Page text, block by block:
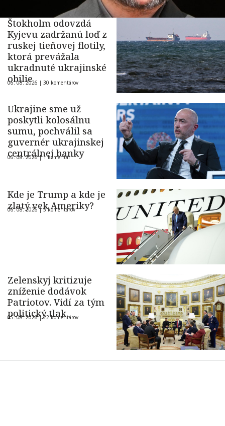
Štokholm odovzdá
Kyjevu zadržanú loď z
ruskej tieňovej flotily,
ktorá prevážala
ukradnuté ukrajinské
obilie
06. 08. 2026 | 30 komentárov
Ukrajine sme už
poskytli kolosálnu
sumu, pochválil sa
guvernér ukrajinskej
centrálnej banky
06. 08. 2026 |1 komentár
Kde je Trump a kde je
zlatý vek Ameriky?
06. 08. 2026 |5 komentárov
Zelenskyj kritizuje
zníženie dodávok
Patriotov. Vidí za tým
politický tlak
05. 08. 2026 |22 komentárov